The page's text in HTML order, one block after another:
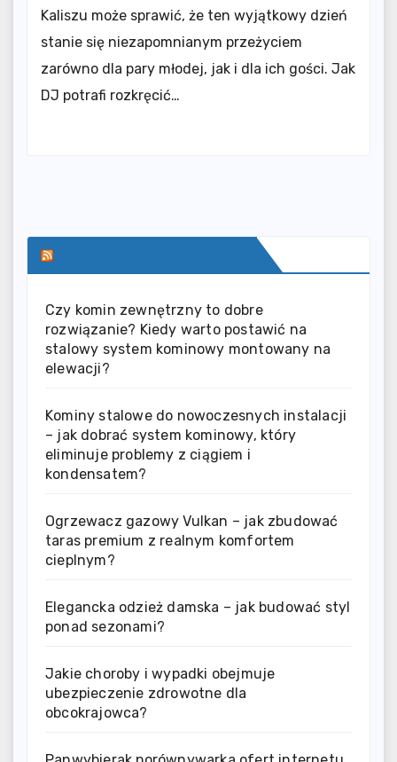
Kaliszu może sprawić, że ten wyjątkowy dzień
stanie się niezapomnianym przeżyciem
zarówno dla pary młodej, jak i dla ich gości. Jak
DJ potrafi rozkręcić…
Czy komin zewnętrzny to dobre
rozwiązanie? Kiedy warto postawić na
stalowy system kominowy montowany na
elewacji?
Kominy stalowe do nowoczesnych instalacji
– jak dobrać system kominowy, który
eliminuje problemy z ciągiem i
kondensatem?
Ogrzewacz gazowy Vulkan – jak zbudować
taras premium z realnym komfortem
cieplnym?
Elegancka odzież damska – jak budować styl
ponad sezonami?
Jakie choroby i wypadki obejmuje
ubezpieczenie zdrowotne dla
obcokrajowca?